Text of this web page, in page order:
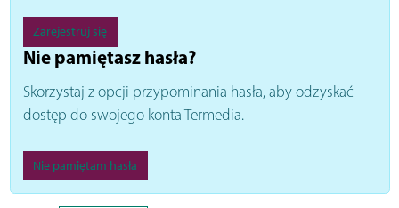
Zarejestruj się
Nie pamiętasz hasła?
Skorzystaj z opcji przypominania hasła, aby odzyskać
dostęp do swojego konta Termedia.
Nie pamiętam hasła